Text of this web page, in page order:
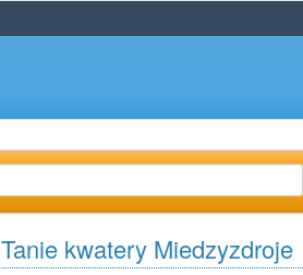
Tanie kwatery Miedzyzdroje